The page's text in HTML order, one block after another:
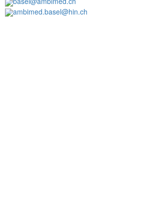
ambimed.basel@hin.ch